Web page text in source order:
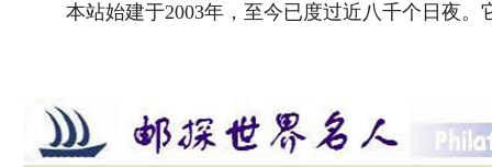
本站始建于2003年，至今已度过近八千个日夜